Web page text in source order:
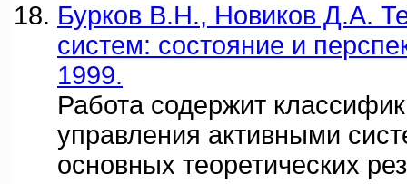
Бурков В.Н., Новиков Д.А.
систем: состояние и
1999.
Работа содержит
управления активными
основных теоретических